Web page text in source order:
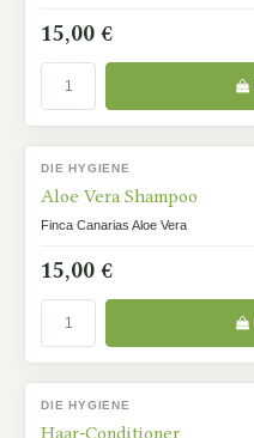
15,00 €
DIE HYGIENE
Aloe Vera Shampoo
Finca Canarias Aloe Vera
15,00 €
DIE HYGIENE
Haar-Conditioner